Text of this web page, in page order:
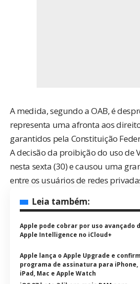
A medida, segundo a OAB, é
representa uma afronta aos
garantidos pela Constituição
A decisão da proibição do uso de
nesta sexta(30) e causou uma
entre os usuários de redes
Leia também:
Apple pode cobrar por uso avançado
Apple Intelligence no iCloud+
Apple lança o Apple Upgrade e
programa de assinatura para iPhone,
iPad, Mac e Apple Watch